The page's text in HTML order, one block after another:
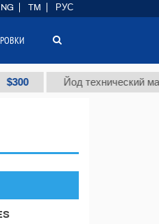
Йод технический
TM РУС